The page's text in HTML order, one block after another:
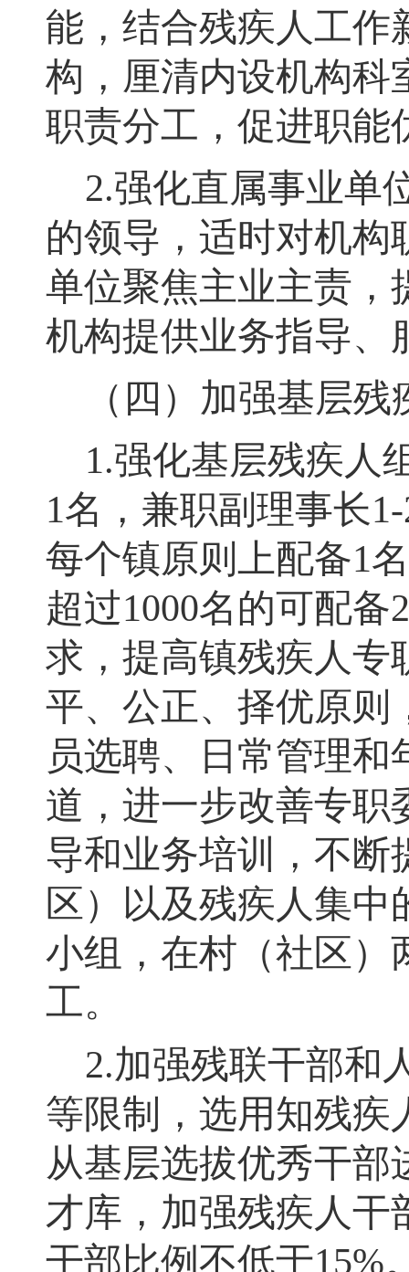
能 ， 结合残疾人工作
构 ， 厘清内设机构科
职责分工，促进职能
2.强化直属事业单
的领导，适时对机构
单位聚焦主业主责，
机构提供业务指导、
（四）加强基层
1.强化基层残疾人
1名 ， 兼职副理事长
每个镇原则上配备1
超过1000名的可配备2
求，提高镇残疾人专
平、公正、择优原则
员选聘、日常管理和
道，进一步改善专职
导和业务培训，不断
区）以及残疾人集
小组，在村（社区）
工。
2.加强残联干部和
等限制，选用知残疾
从基层选拔优秀干
才库 ， 加强残疾人干
干部比例不低于15%